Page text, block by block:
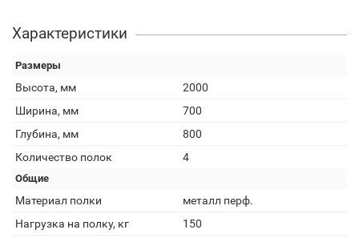
Характеристики
Размеры
Высота, мм
2000
Ширина, мм
700
Глубина, мм
800
Количество полок
4
Общие
Материал полки
металл перф.
Нагрузка на полку, кг
150